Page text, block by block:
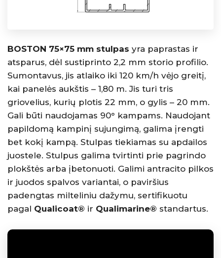
BOSTON 75×75 mm stulpas yra paprastas ir
atsparus, dėl sustiprinto 2,2 mm storio profilio.
Sumontavus, jis atlaiko iki 120 km/h vėjo greitį,
kai panelės aukštis – 1,80 m. Jis turi tris
griovelius, kurių plotis 22 mm, o gylis – 20 mm.
Gali būti naudojamas 90° kampams. Naudojant
papildomą kampinį sujungimą, galima įrengti
bet kokį kampą. Stulpas tiekiamas su apdailos
juostele. Stulpus galima tvirtinti prie pagrindo
plokštės arba įbetonuoti. Galimi antracito pilkos
ir juodos spalvos variantai, o paviršius
padengtas milteliniu dažymu, sertifikuotu
pagal Qualicoat® ir Qualimarine® standartus.